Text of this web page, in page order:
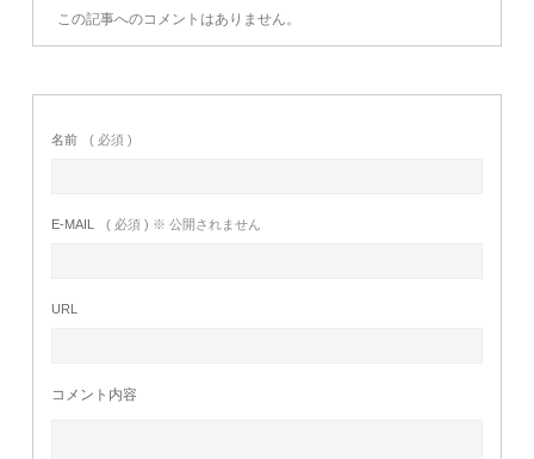
この記事へのコメントはありません。
名前 ( 必須 )
E-MAIL ( 必須 ) ※ 公開されません
URL
コメント内容